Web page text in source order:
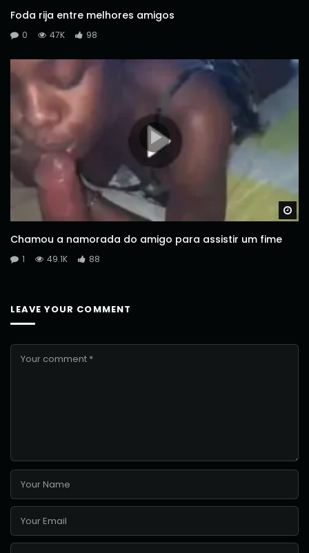
Foda rija entre melhores amigos
0 47K 98
Chamou a namorada do amigo para assistir um fime
1 49.1K 88
LEAVE YOUR COMMENT